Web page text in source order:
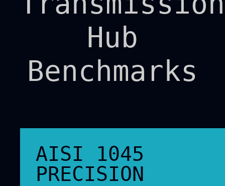
Hub
Benchmarks
AISI 1045
PRECISION